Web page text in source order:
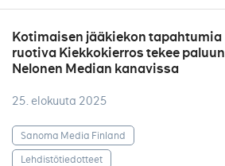
Kotimaisen jääkiekon tapahtumia
ruotiva Kiekkokierros tekee paluun
Nelonen Median kanavissa
25. elokuuta 2025
Sanoma Media Finland
Lehdistötiedotteet